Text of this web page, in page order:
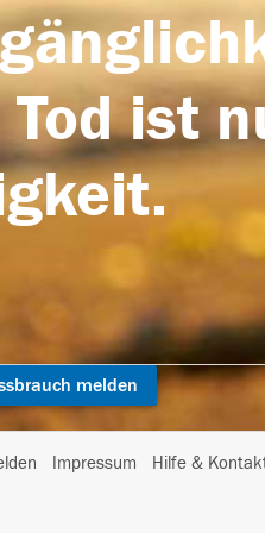
ist
melden
Impressum Hilfe &